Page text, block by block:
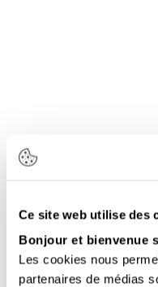
Ce site web utilise des
Bonjour et bienvenue
Les cookies nous
partenaires de médias